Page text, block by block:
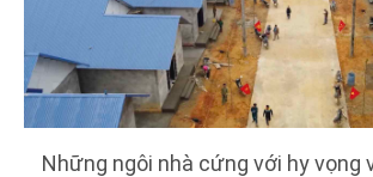
Những ngôi nhà cứng với hy vọng